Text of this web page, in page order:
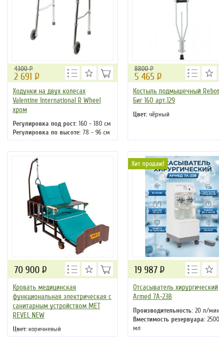
Ходунки на двух колесах
Valentine International R Wheel
хром
Регулировка под рост: 160 - 180 см
Регулировка по высоте: 78 - 96 см
Макс. нагрузка:100 кг
4300 Р
2 691 Р
Костыль подмышечный
Биг 160 арт.129
Цвет: чёрный
8800 Р
5 465 Р
Кровать медицинская
функциональная электрическая с
санитарным устройством MET
REVEL NEW
Цвет: коричневый
70 900 Р
Хит продаж!
Отсасыватель хирургический
Armed 7A-23B
Производительность: 20 л/
Вместимость резервуара:
мл
Вес нетто:17.6 кг
19 987 Р